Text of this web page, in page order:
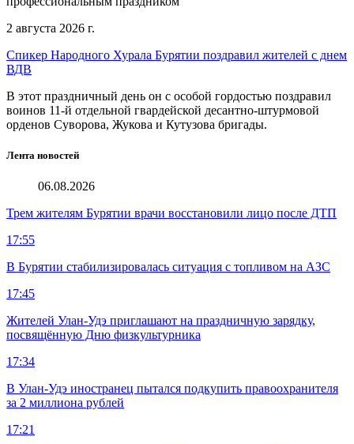
2 августа 2026 г.
Спикер Народного Хурала Бурятии поздравил жителей с днем
ВДВ
В этот праздничный день он с особой гордостью поздравил
воинов 11-й отдельной гвардейской десантно-штурмовой
орденов Суворова, Жукова и Кутузова бригады.
Лента новостей
06.08.2026
Трем жителям Бурятии врачи восстановили лицо после ДТП
17:55
В Бурятии стабилизировалась ситуация с топливом на АЗС
17:45
Жителей Улан-Удэ приглашают на праздничную зарядку,
посвящённую Дню физкультурника
17:34
В Улан-Удэ иностранец пытался подкупить правоохранителя
за 2 миллиона рублей
17:21